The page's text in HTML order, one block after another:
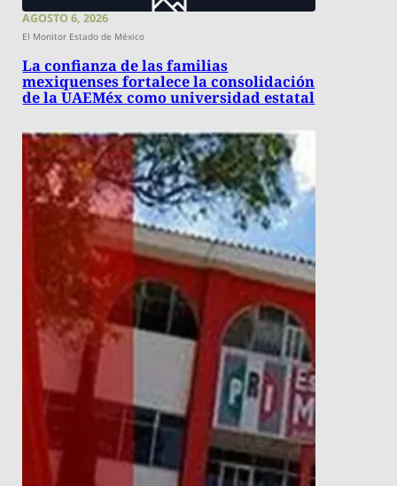
AGOSTO 6, 2026
El Monitor Estado de México
La confianza de las familias
mexiquenses fortalece la consolidación
de la UAEMéx como universidad estatal